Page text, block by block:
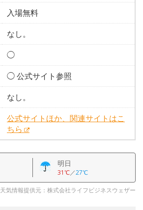
入場無料
なし。
◯
◯ 公式サイト参照
なし。
公式サイトほか、関連サイトはこ
ちら
明日
31℃／27℃
天気情報提供元：株式会社ライフビジネスウェザー